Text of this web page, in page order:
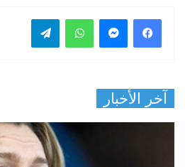
فيسبوك واتساب
آخر الأخبار